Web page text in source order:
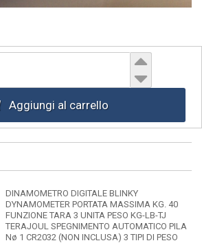
DINAMOMETRO DIGITALE BLINKY
DYNAMOMETER PORTATA MASSIMA KG. 40
FUNZIONE TARA 3 UNITA PESO KG-LB-TJ
TERAJOUL SPEGNIMENTO AUTOMATICO PILA
Nø 1 CR2032 (NON INCLUSA) 3 TIPI DI PESO
Aggiungi al carrello